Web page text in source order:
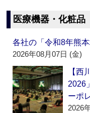
医療機器・化粧品
各社の「令和8年熊
2026年08月07日 (金)
【西
2026
ーポ
2026